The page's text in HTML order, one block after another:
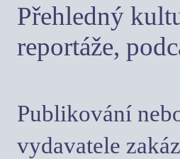
Přehledný
reportáže,
Publikování
vydavatele